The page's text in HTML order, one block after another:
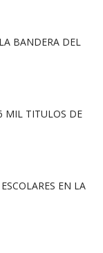
BANDERA DEL
MIL TITULOS DE
EN LA